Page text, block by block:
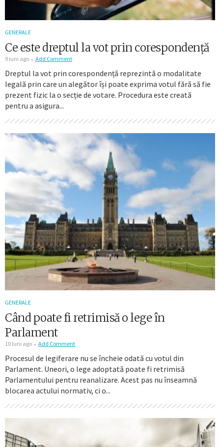
GENERALE
Ce este dreptul la vot prin corespondență
9 luni ago Add Comment
Dreptul la vot prin corespondență reprezintă o modalitate
legală prin care un alegător își poate exprima votul fără să fie
prezent fizic la o secție de votare. Procedura este creată
pentru a asigura...
GENERALE
Când poate fi retrimisă o lege în
Parlament
10 luni ago Add Comment
Procesul de legiferare nu se încheie odată cu votul din
Parlament. Uneori, o lege adoptată poate fi retrimisă
Parlamentului pentru reanalizare. Acest pas nu înseamnă
blocarea actului normativ, ci o...